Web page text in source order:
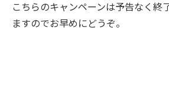
こちらのキャンペーンは予告なく終
ますのでお早めにどうぞ。